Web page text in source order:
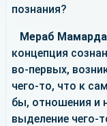
познания?
Мераб
концепция
во-первых,
чего-то, что к
бы, отношения и
выделение чего-